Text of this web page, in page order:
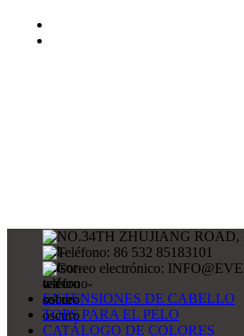
NO.34TH ZHUJIANG
Teléfono: 86 532 85183101
Correo electrónico:
EXTENSIONES DE CABELLO
TOPS PARA EL PELO
CATÁLOGO DE COLORES